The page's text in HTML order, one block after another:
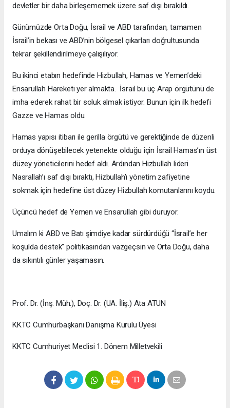
devletler bir daha birleşememek üzere saf dışı bırakıldı.
Günümüzde Orta Doğu, İsrail ve ABD tarafından, tamamen
İsrail’in bekası ve ABD’nin bölgesel çıkarları doğrultusunda
tekrar şekillendirilmeye çalışılıyor.
Bu ikinci etabın hedefinde Hizbullah, Hamas ve Yemen’deki
Ensarullah Hareketi yer almakta. İsrail bu üç Arap örgütünü de
imha ederek rahat bir soluk almak istiyor. Bunun için ilk hedefi
Gazze ve Hamas oldu.
Hamas yapısı itibarı ile gerilla örgütü ve gerektiğinde de düzenli
orduya dönüşebilecek yetenekte olduğu için İsrail Hamas’ın üst
düzey yöneticilerini hedef aldı. Ardından Hizbullah lideri
Nasrallah’ı saf dışı bıraktı, Hizbullah’ı yönetim zafiyetine
sokmak için hedefine üst düzey Hizbullah komutanlarını koydu.
Üçüncü hedef de Yemen ve Ensarullah gibi duruyor.
Umalım ki ABD ve Batı şimdiye kadar sürdürdüğü “İsrail’e her
koşulda destek” politikasından vazgeçsin ve Orta Doğu, daha
da sıkıntılı günler yaşamasın.
Prof. Dr. (İnş. Müh.), Doç. Dr. (UA. İliş.) Ata ATUN
KKTC Cumhurbaşkanı Danışma Kurulu Üyesi
KKTC Cumhuriyet Meclisi 1. Dönem Milletvekili